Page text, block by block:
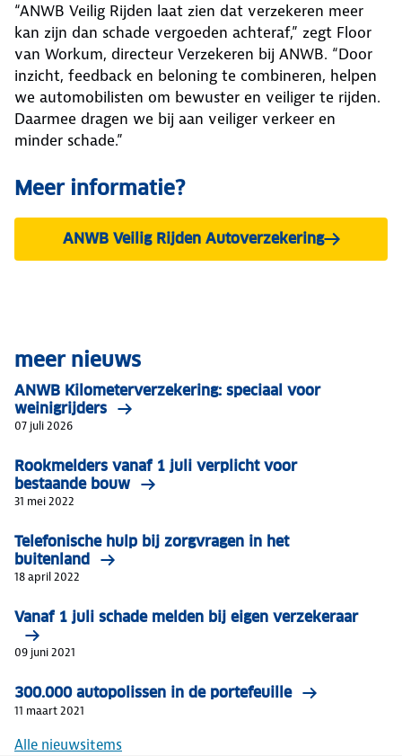
“ANWB Veilig Rijden laat zien dat verzekeren meer
kan zijn dan schade vergoeden achteraf,” zegt Floor
van Workum, directeur Verzekeren bij ANWB. “Door
inzicht, feedback en beloning te combineren, helpen
we automobilisten om bewuster en veiliger te rijden.
Daarmee dragen we bij aan veiliger verkeer en
minder schade.”
Meer informatie?
ANWB Veilig Rijden Autoverzekering
meer nieuws
ANWB Kilometerverzekering: speciaal voor
weinigrijders
07 juli 2026
Rookmelders vanaf 1 juli verplicht voor
bestaande bouw
31 mei 2022
Telefonische hulp bij zorgvragen in het
buitenland
18 april 2022
Vanaf 1 juli schade melden bij eigen verzekeraar
09 juni 2021
300.000 autopolissen in de portefeuille
11 maart 2021
Alle nieuwsitems